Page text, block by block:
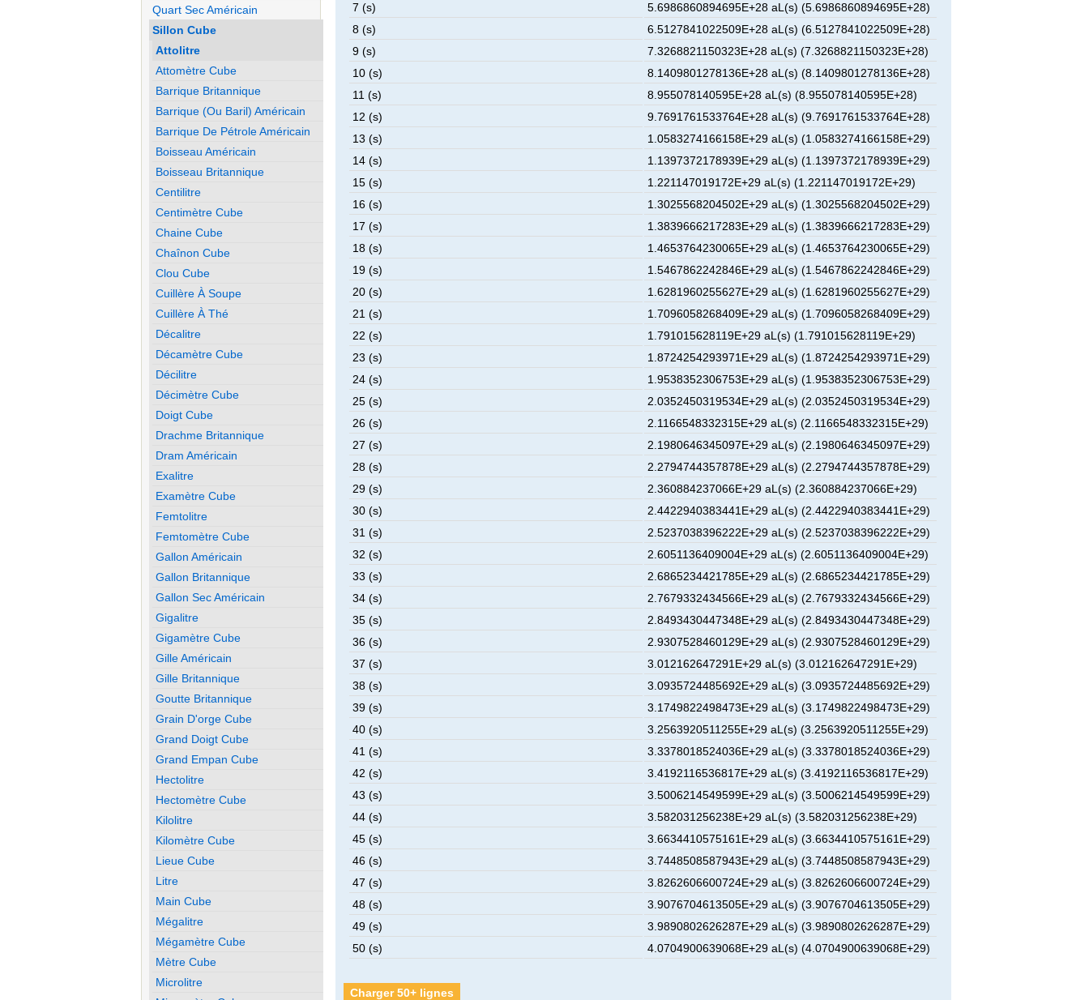
7 (s)
5.6986860894695E+28 aL(s) (5.6986860894695E+28)
8 (s)
6.5127841022509E+28 aL(s) (6.5127841022509E+28)
9 (s)
7.3268821150323E+28 aL(s) (7.3268821150323E+28)
10 (s)
8.1409801278136E+28 aL(s) (8.1409801278136E+28)
11 (s)
8.955078140595E+28 aL(s) (8.955078140595E+28)
12 (s)
9.7691761533764E+28 aL(s) (9.7691761533764E+28)
13 (s)
1.0583274166158E+29 aL(s) (1.0583274166158E+29)
14 (s)
1.1397372178939E+29 aL(s) (1.1397372178939E+29)
15 (s)
1.221147019172E+29 aL(s) (1.221147019172E+29)
16 (s)
1.3025568204502E+29 aL(s) (1.3025568204502E+29)
17 (s)
1.3839666217283E+29 aL(s) (1.3839666217283E+29)
18 (s)
1.4653764230065E+29 aL(s) (1.4653764230065E+29)
19 (s)
1.5467862242846E+29 aL(s) (1.5467862242846E+29)
20 (s)
1.6281960255627E+29 aL(s) (1.6281960255627E+29)
21 (s)
1.7096058268409E+29 aL(s) (1.7096058268409E+29)
22 (s)
1.791015628119E+29 aL(s) (1.791015628119E+29)
23 (s)
1.8724254293971E+29 aL(s) (1.8724254293971E+29)
24 (s)
1.9538352306753E+29 aL(s) (1.9538352306753E+29)
25 (s)
2.0352450319534E+29 aL(s) (2.0352450319534E+29)
26 (s)
2.1166548332315E+29 aL(s) (2.1166548332315E+29)
27 (s)
2.1980646345097E+29 aL(s) (2.1980646345097E+29)
28 (s)
2.2794744357878E+29 aL(s) (2.2794744357878E+29)
29 (s)
2.360884237066E+29 aL(s) (2.360884237066E+29)
30 (s)
2.4422940383441E+29 aL(s) (2.4422940383441E+29)
31 (s)
2.5237038396222E+29 aL(s) (2.5237038396222E+29)
32 (s)
2.6051136409004E+29 aL(s) (2.6051136409004E+29)
33 (s)
2.6865234421785E+29 aL(s) (2.6865234421785E+29)
34 (s)
2.7679332434566E+29 aL(s) (2.7679332434566E+29)
35 (s)
2.8493430447348E+29 aL(s) (2.8493430447348E+29)
36 (s)
2.9307528460129E+29 aL(s) (2.9307528460129E+29)
37 (s)
3.012162647291E+29 aL(s) (3.012162647291E+29)
38 (s)
3.0935724485692E+29 aL(s) (3.0935724485692E+29)
39 (s)
3.1749822498473E+29 aL(s) (3.1749822498473E+29)
40 (s)
3.2563920511255E+29 aL(s) (3.2563920511255E+29)
41 (s)
3.3378018524036E+29 aL(s) (3.3378018524036E+29)
42 (s)
3.4192116536817E+29 aL(s) (3.4192116536817E+29)
43 (s)
3.5006214549599E+29 aL(s) (3.5006214549599E+29)
44 (s)
3.582031256238E+29 aL(s) (3.582031256238E+29)
45 (s)
3.6634410575161E+29 aL(s) (3.6634410575161E+29)
46 (s)
3.7448508587943E+29 aL(s) (3.7448508587943E+29)
47 (s)
3.8262606600724E+29 aL(s) (3.8262606600724E+29)
48 (s)
3.9076704613505E+29 aL(s) (3.9076704613505E+29)
49 (s)
3.9890802626287E+29 aL(s) (3.9890802626287E+29)
50 (s)
4.0704900639068E+29 aL(s) (4.0704900639068E+29)
Charger 50+ lignes
Quart Sec Américain
Sillon Cube
Attolitre
Attomètre Cube
Barrique Britannique
Barrique (ou Baril) Américain
Barrique De Pétrole Américain
Boisseau Américain
Boisseau Britannique
Centilitre
Centimètre Cube
Chaine Cube
Chaînon Cube
Clou Cube
Cuillère À Soupe
Cuillère À Thé
Décalitre
Décamètre Cube
Décilitre
Décimètre Cube
Doigt Cube
Drachme Britannique
Dram Américain
Exalitre
Examètre Cube
Femtolitre
Femtomètre Cube
Gallon Américain
Gallon Britannique
Gallon Sec Américain
Gigalitre
Gigamètre Cube
Gille Américain
Gille Britannique
Goutte Britannique
Grain D'orge Cube
Grand Doigt Cube
Grand Empan Cube
Hectolitre
Hectomètre Cube
Kilolitre
Kilomètre Cube
Lieue Cube
Litre
Main Cube
Mégalitre
Mégamètre Cube
Mètre Cube
Microlitre